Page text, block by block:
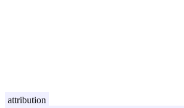
attribution